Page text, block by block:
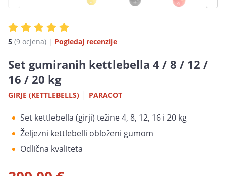
5 (9 ocjena) | Pogledaj recenzije
Set gumiranih kettlebella 4 / 8 / 12 /
16 / 20 kg
GIRJE (KETTLEBELLS) | PARACOT
Set kettlebella (girji) težine 4, 8, 12, 16 i 20 kg
Željezni kettlebelli obloženi gumom
Odlična kvaliteta